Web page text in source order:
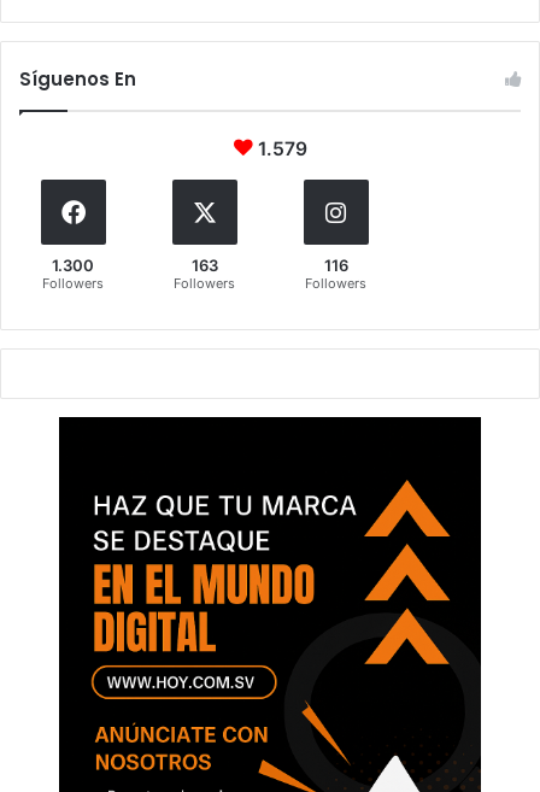
Síguenos En
1.579
1.300
Followers
163
Followers
116
Followers